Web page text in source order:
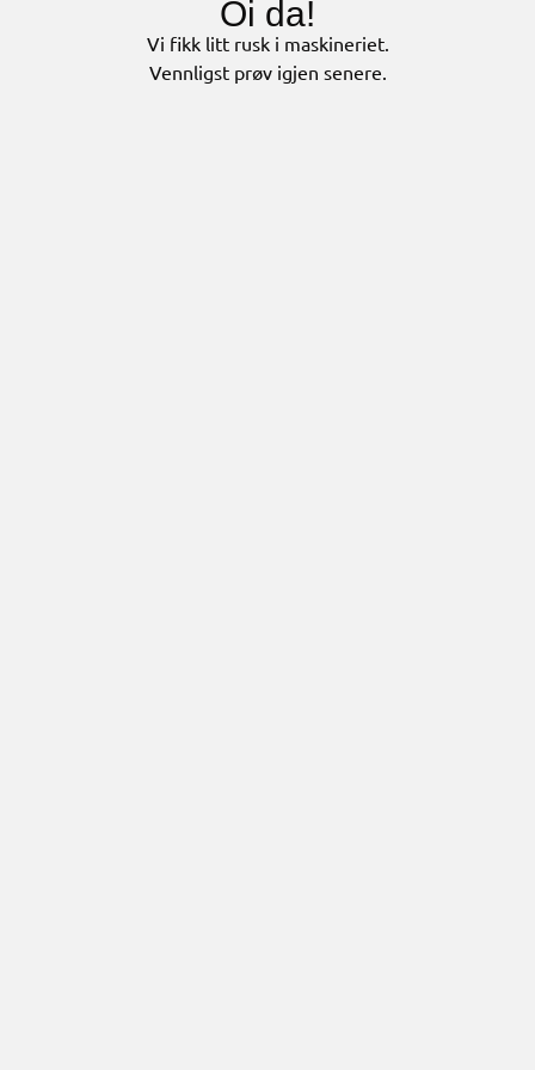
Oi da!
Vi fikk litt rusk i maskineriet.
Vennligst prøv igjen senere.